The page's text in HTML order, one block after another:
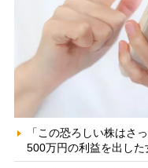
「この恐ろしい株はさ
500万円の利益を出した